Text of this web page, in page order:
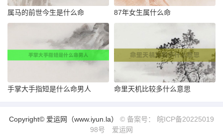
属马的前世今生是什么命 87年女生属什么命
手掌大手指短是什么命男人 命里天机比较多什么意思
Copyright© 爱运网（www.iyun.la） © 备案号： 皖ICP备20225019
98号
爱运网